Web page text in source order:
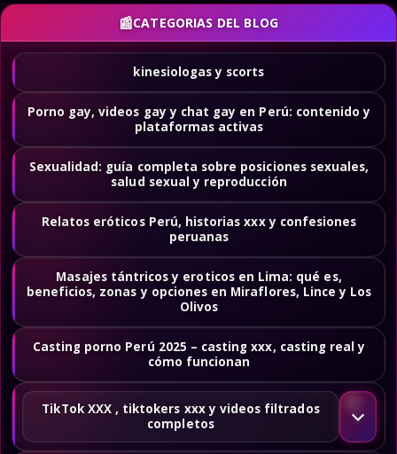
CATEGORIAS DEL BLOG
kinesiologas y scorts
Porno gay, videos gay y chat gay en Perú: contenido y
plataformas activas
Sexualidad: guía completa sobre posiciones sexuales,
salud sexual y reproducción
Relatos eróticos Perú, historias xxx y confesiones
peruanas
Masajes tántricos y eroticos en Lima: qué es,
beneficios, zonas y opciones en Miraflores, Lince y Los
Olivos
Casting porno Perú 2025 – casting xxx, casting real y
cómo funcionan
TikTok XXX , tiktokers xxx y videos filtrados
completos